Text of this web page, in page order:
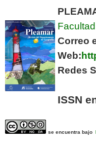
Correo
Web:
Redes
ISSN
se encuentra bajo